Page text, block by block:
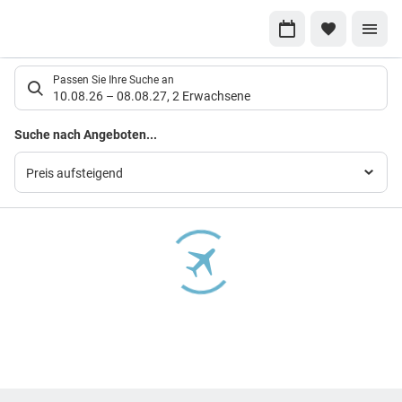
Suchlistenseite
Passen Sie Ihre Suche an
10.08.26 – 08.08.27, 2 Erwachsene
Suche nach Angeboten...
Preis aufsteigend